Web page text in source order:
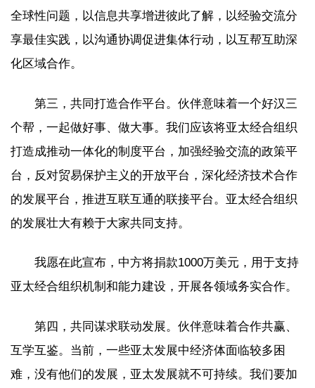
全球性问题，以信息共享增进彼此了解，以经验交流分
享最佳实践，以沟通协调促进集体行动，以互帮互助深
化区域合作。
第三，共同打造合作平台。伙伴意味着一个好汉三
个帮，一起做好事、做大事。我们应该将亚太经合组织
打造成推动一体化的制度平台，加强经验交流的政策平
台，反对贸易保护主义的开放平台，深化经济技术合作
的发展平台，推进互联互通的联接平台。亚太经合组织
的发展壮大有赖于大家共同支持。
我愿在此宣布，中方将捐款1000万美元，用于支持
亚太经合组织机制和能力建设，开展各领域务实合作。
第四，共同谋求联动发展。伙伴意味着合作共赢、
互学互鉴。当前，一些亚太发展中经济体面临较多困
难，没有他们的发展，亚太发展就不可持续。我们要加